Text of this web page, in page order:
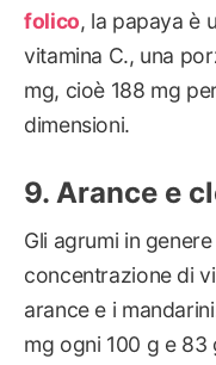
folico, la papaya è
vitamina C., una
mg, cioè 188 mg
dimensioni.
Arance e
Gli agrumi in
concentrazione di
arance e i
mg ogni 100 g e